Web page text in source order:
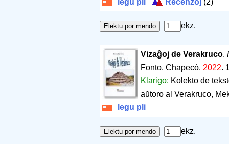
legu pli Recenzoj (2)
ekz.
Vizaĝoj de Verakruco.
Fonto. Chapecó. 2022.
Klarigo: Kolekto de
aŭtoro al Verakruco,
legu pli
ekz.